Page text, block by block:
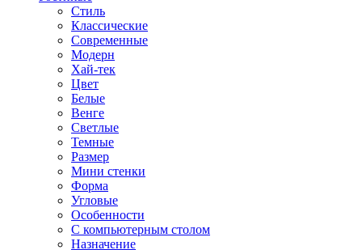
Стиль
Классические
Современные
Модерн
Хай-тек
Цвет
Белые
Венге
Светлые
Темные
Размер
Мини стенки
Форма
Угловые
Особенности
С компьютерным столом
Назначение